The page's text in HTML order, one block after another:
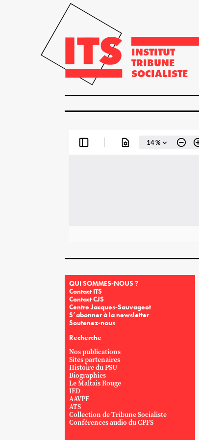
INSTITUT
TRIBUNE
SOCIALISTE
QUI SOMMES-NOUS ?
Contact ITS
Contact CJS
Centre Jacques-Sauvageot
S’abonner à la newsletter
Soutenez-nous
Recherche
Nos publications
Sites partenaires
Histoire du PSU
Biographies
Le Maltais Rouge
IED
AAVPF
ATS
Collection de Tribune Socialiste
Conférences audio du CPFS